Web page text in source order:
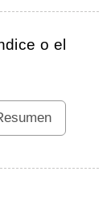
o el